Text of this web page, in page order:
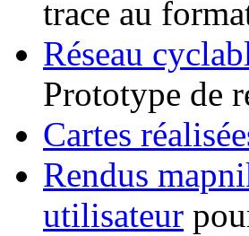
trace au
Réseau
Prototype de
Cartes
Rendus
utilisateur